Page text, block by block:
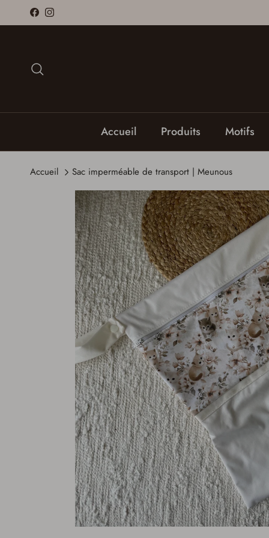
Aller au contenu
FacebookInstagram
Accueil Produits Motifs
Accueil Sac imperméable de transport | Meunous